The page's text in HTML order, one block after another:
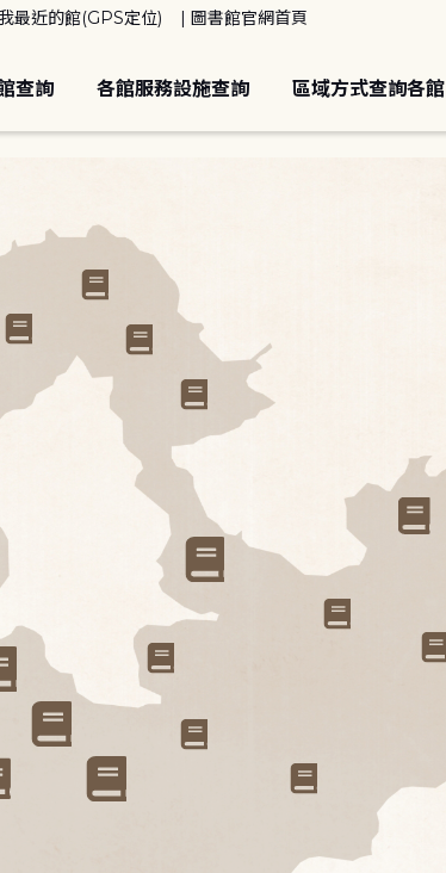
最近的館(GPS定位) 圖書館官網首頁
查詢 各館服務設施查詢 區域方式查詢各館